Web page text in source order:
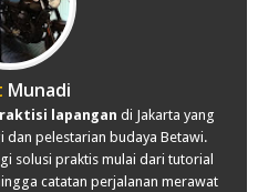
Munadi
lapangan di Jakarta yang
dan pelestarian budaya Betawi.
solusi praktis mulai dari tutorial
catatan perjalanan merawat